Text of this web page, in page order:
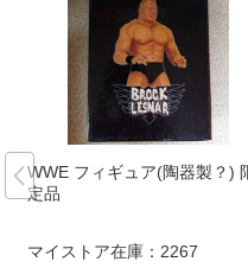
WWE フィギュア(陶器製？)
定品
マイストア在庫： 2267